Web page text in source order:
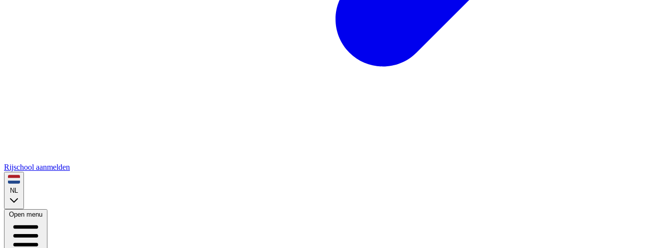
Rijschool aanmelden
NL
Open menu